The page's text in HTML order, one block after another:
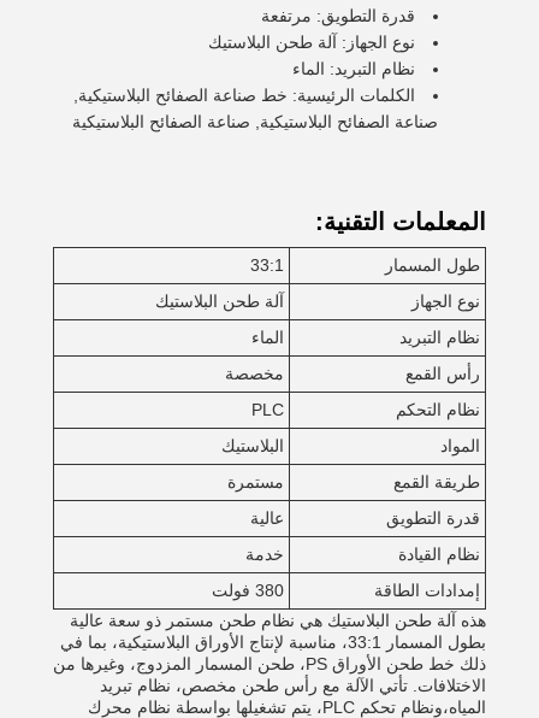
قدرة التطويق: مرتفعة
نوع الجهاز: آلة طحن البلاستيك
نظام التبريد: الماء
الكلمات الرئيسية: خط صناعة الصفائح البلاستيكية,
صناعة الصفائح البلاستيكية, صناعة الصفائح البلاستيكية
المعلمات التقنية:
طول المسمار
33:1
نوع الجهاز
آلة طحن البلاستيك
نظام التبريد
الماء
رأس القمع
مخصصة
نظام التحكم
PLC
المواد
البلاستيك
طريقة القمع
مستمرة
قدرة التطويق
عالية
نظام القيادة
خدمة
إمدادات الطاقة
380 فولت
هذه آلة طحن البلاستيك هي نظام طحن مستمر ذو سعة عالية
بطول المسمار 33:1، مناسبة لإنتاج الأوراق البلاستيكية، بما في
ذلك خط طحن الأوراق PS، طحن المسمار المزدوج، وغيرها من
الاختلافات. تأتي الآلة مع رأس طحن مخصص، نظام تبريد
المياه،ونظام تحكم PLC، يتم تشغيلها بواسطة نظام محرك